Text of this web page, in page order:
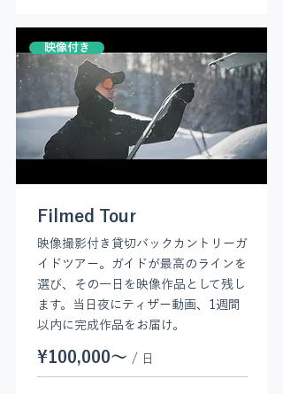
映像付き
Filmed Tour
映像撮影付き貸切バックカントリーガ
イドツアー。ガイドが最高のラインを
選び、その一日を映像作品として残し
ます。当日夜にティザー動画、1週間
以内に完成作品をお届け。
¥100,000〜 / 日